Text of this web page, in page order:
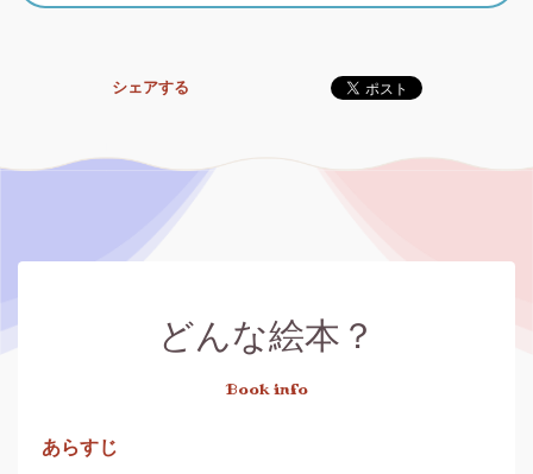
シェアする
どんな絵本？
Book info
あらすじ